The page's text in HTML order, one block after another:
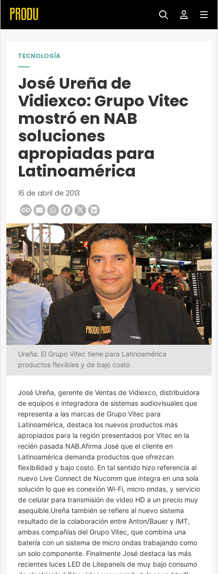
TECNOLOGÍA
José Ureña de
Vidiexco: Grupo Vitec
mostró en NAB
soluciones
apropiadas para
Latinoamérica
16 de abril de 2013
Ureña: El Grupo Vitec tiene para Latinoamérica
productos flexibles y de bajo costo
José Ureña, gerente de Ventas de Vidiexco, distribuidora
de equipos e integradora de sistemas audiovisuales que
representa a las marcas de Grupo Vitec para
Latinoamérica, destaca los nuevos productos más
apropiados para la región presentados por Vitec en la
recién pasada NAB.Afirma José que el cliente en
Latinoamérica demanda productos que ofrezcan
flexibilidad y bajo costo. En tal sentido hizo referencia al
nuevo Live Connect de Nucomm que integra en una sola
solución lo que es conexión Wi-Fi, micro ondas, y servicio
de celular para transmisión de video HD a un precio muy
asequible.Ureña también se refiere al nuevo sistema
resultado de la colaboración entre Anton/Bauer y IMT,
ambas compañías del Grupo Vitec, que combina una
batería con un sistema de micro ondas trabajando como
un solo componente. Finalmente José destaca las más
recientes luces LED de Litepanels de muy bajo consumo